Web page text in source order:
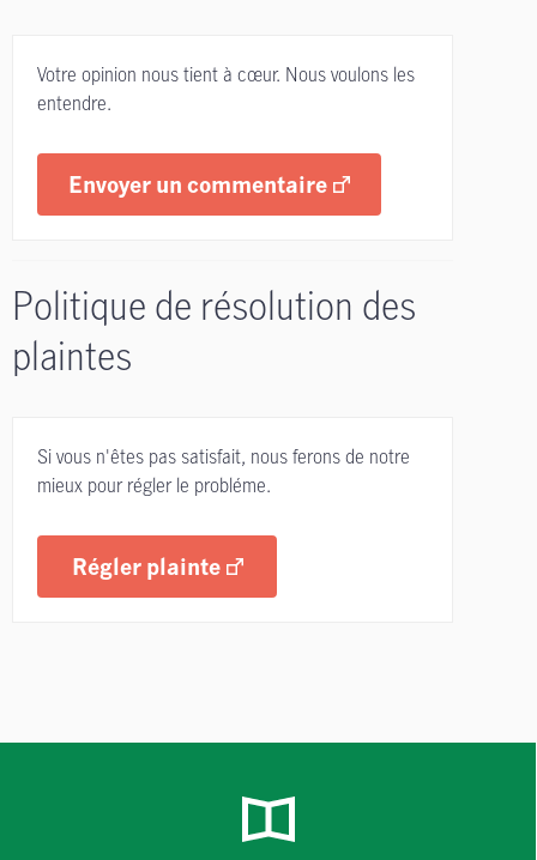
Votre opinion nous tient à cœur. Nous voulons les
entendre.
Envoyer un commentaire
Politique de résolution des
plaintes
Si vous n'êtes pas satisfait, nous ferons de notre
mieux pour régler le probléme.
Régler plainte